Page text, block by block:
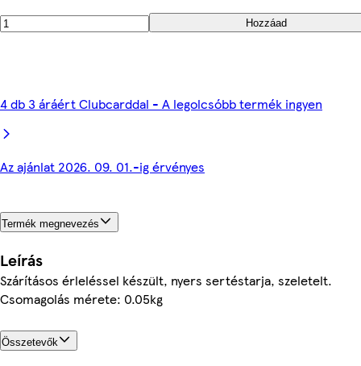
Hozzáad
4 db 3 áráért Clubcarddal - A legolcsóbb termék ingyen
Az ajánlat 2026. 09. 01.-ig érvényes
Termék megnevezés
Leírás
Szárításos érleléssel készült, nyers sertéstarja, szeletelt.
Csomagolás mérete: 0.05kg
Összetevők